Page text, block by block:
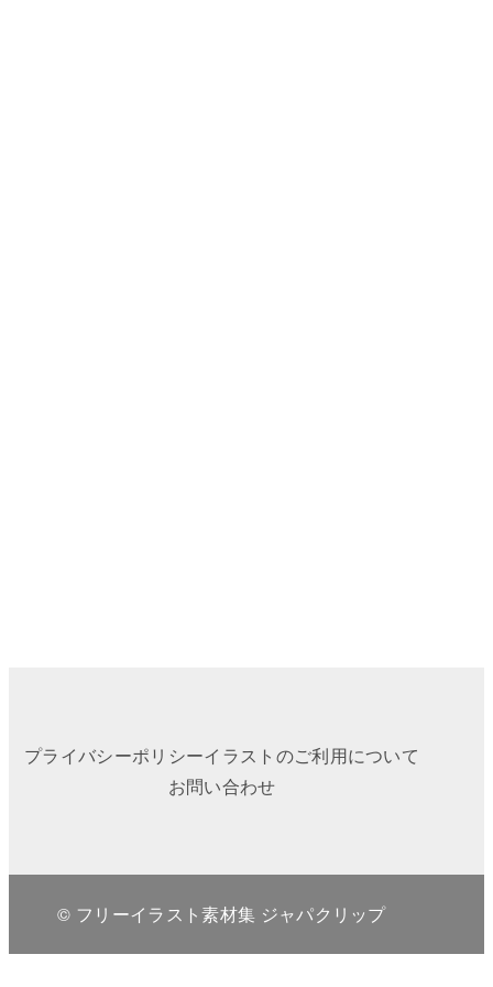
プライバシーポリシーイラストのご利用について
お問い合わせ
© フリーイラスト素材集 ジャパクリップ